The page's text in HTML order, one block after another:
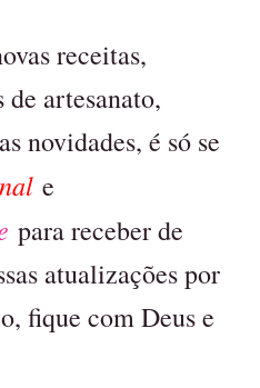
receitas,
de artesanato,
novidades, é só se
e
para receber de
atualizações por
fique com Deus e